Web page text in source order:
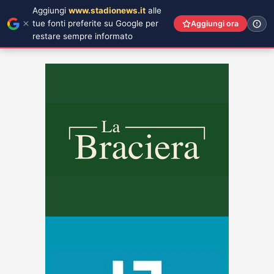
Aggiungi www.stadionews.it alle
tue fonti preferite su Google per
restare sempre informato
Aggiungi ora